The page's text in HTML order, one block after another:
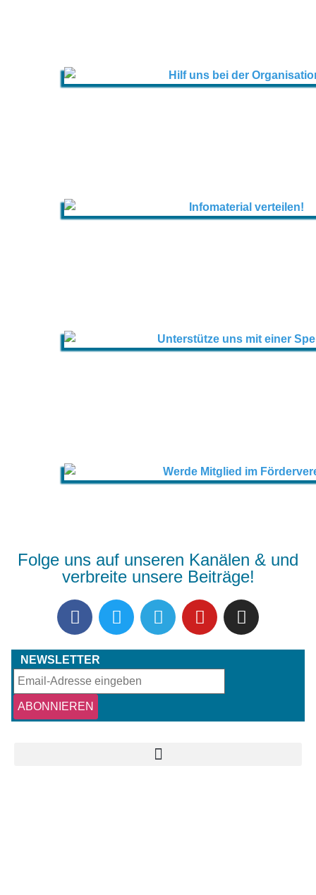
Folge uns auf unseren Kanälen & und
verbreite unsere Beiträge!
NEWSLETTER